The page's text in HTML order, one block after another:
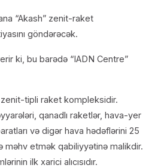
“Akash” zenit-raket
göndərəcək.
ki, bu barədə “IADN Centre”
tipli raket kompleksidir.
qanadlı raketlər, hava-yer
və digər hava hədəflərini 25
məhv etmək qabiliyyətinə malikdir.
ilk xarici alıcısıdır.